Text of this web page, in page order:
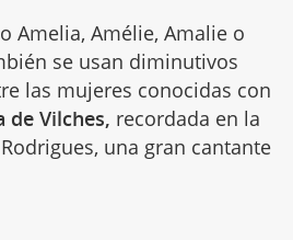
Amelia, Amélie, Amalie o
se usan diminutivos
las mujeres conocidas con
de Vilches, recordada en la
una gran cantante